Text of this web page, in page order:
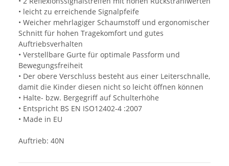
• leicht zu erreichende Signalpfeife
• Weicher mehrlagiger Schaumstoff und ergonomischer
Schnitt für hohen Tragekomfort und gutes
Auftriebsverhalten
• Verstellbare Gurte für optimale Passform und
Bewegungsfreiheit
• Der obere Verschluss besteht aus einer Leiterschnalle,
damit die Kinder diesen nicht so leicht öffnen können
• Halte- bzw. Bergegriff auf Schulterhöhe
• Entspricht BS EN ISO12402-4 :2007
• Made in EU
Auftrieb: 40N